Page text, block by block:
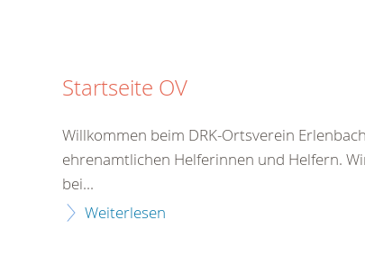
Startseite OV
Willkommen beim DRK-Ortsverein
ehrenamtlichen Helferinnen und Helfern.
bei...
Weiterlesen